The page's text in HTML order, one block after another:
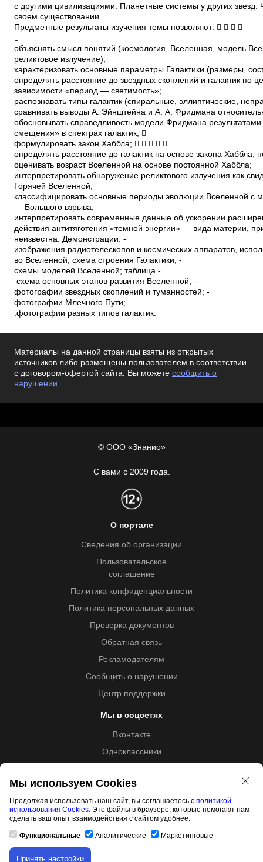
Материалы на данной страницы взяты из открытых
источников либо размещены пользователем в соответствии
с договором-офертой сайта. Вы можете сообщить о
нарушении.
© ООО «Знанио»
С вами с 2009 года.
О портале
Сведения об организации
Пользовательское
соглашение
Политика конфиденциальности
Политика персональных данных
Проверка документов
Обратная связь
Рекламодателям
Сообщить о нарушении
Центр поддержки
Мы в соцсетях
Вконтакте
Одноклассники
Образовательная лицензия №5257 от 09.09.2020 (Л035-
01253-67/00192487)
Мы используем Cookies
Продолжая использовать наш сайт, вы соглашаетесь с политикой
использования Cookies. Это файлы в браузере, которые помогают нам
сделать ваш опыт взаимодействия с сайтом удобнее.
Функциональные Аналитические Маркетинговые
Принять настройки